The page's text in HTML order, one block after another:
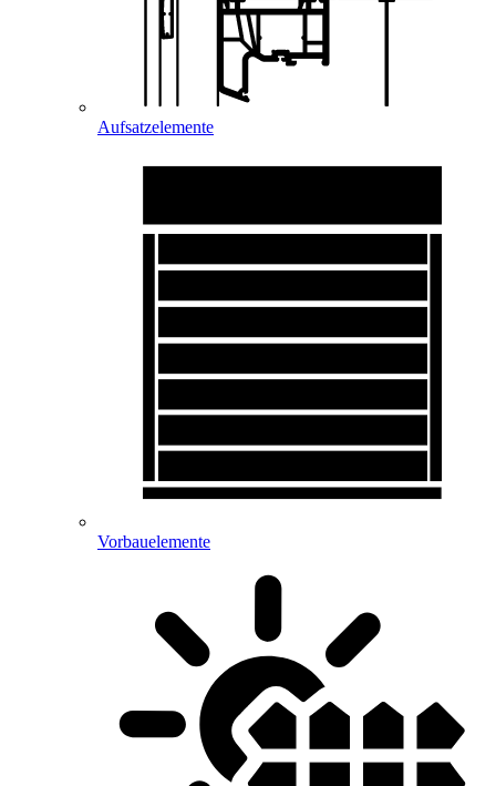
Aufsatzelemente
Vorbauelemente